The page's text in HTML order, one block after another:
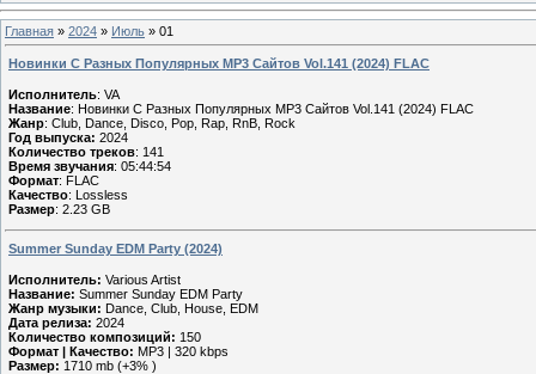
Главная » 2024 » Июль » 01
Новинки С Разных Популярных MP3 Сайтов Vol.141 (2024) FLAC
Исполнитель: VA
Название: Новинки С Разных Популярных MP3 Сайтов Vol.141 (2024) FLAC
Жанр: Club, Dance, Disco, Pop, Rap, RnB, Rock
Год выпуска: 2024
Количество треков: 141
Время звучания: 05:44:54
Формат: FLAC
Качество: Lossless
Размер: 2.23 GB
Summer Sunday EDM Party (2024)
Исполнитель: Various Artist
Название: Summer Sunday EDM Party
Жанр музыки: Dance, Club, House, EDM
Дата релиза: 2024
Количество композиций: 150
Формат | Качество: MP3 | 320 kbps
Размер: 1710 mb (+3% )